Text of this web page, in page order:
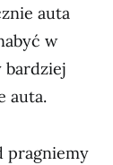
auta
w
bardziej
auta.
pragniemy